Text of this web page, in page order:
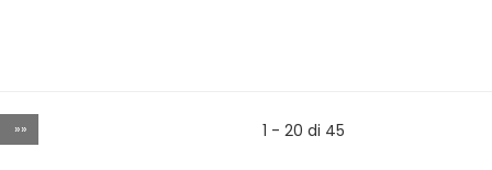
»» 1 - 20 di 45